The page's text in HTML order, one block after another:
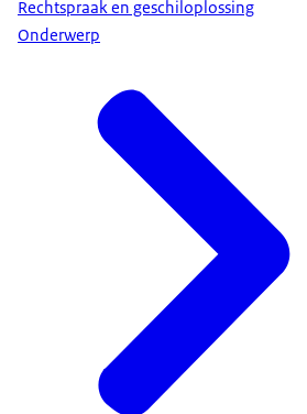
Rechtspraak en geschiloplossing
Onderwerp